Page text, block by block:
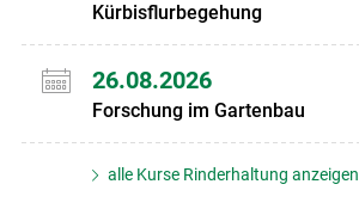
Kürbisflurbegehung
26.08.2026
Forschung im Gartenbau
alle Kurse Rinderhaltung anzeigen